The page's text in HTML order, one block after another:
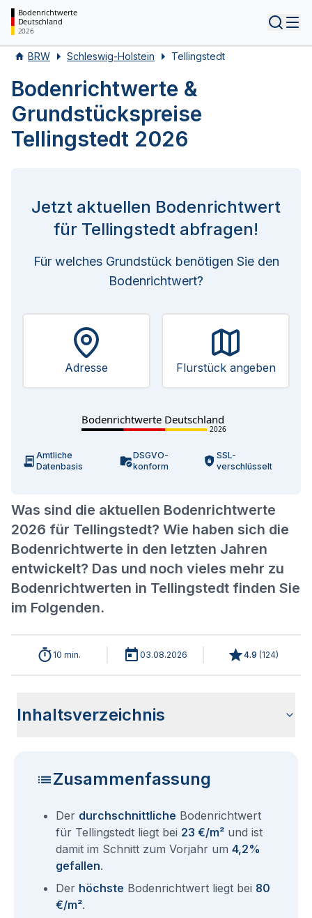
Bodenrichtwerte
Deutschland
2026
BRW Schleswig-Holstein Tellingstedt
Bodenrichtwerte &
Grundstückspreise
Tellingstedt 2026
Was sind die aktuellen Bodenrichtwerte
2026 für Tellingstedt? Wie haben sich die
Bodenrichtwerte in den letzten Jahren
entwickelt? Das und noch vieles mehr zu
Bodenrichtwerten in Tellingstedt finden Sie
im Folgenden.
Jetzt aktuellen Bodenrichtwert
für Tellingstedt abfragen!
Für welches Grundstück benötigen Sie den
Bodenrichtwert?
Adresse Flurstück angeben
Bodenrichtwerte Deutschland
2026
Amtliche
Datenbasis
DSGVO-
konform
SSL-
verschlüsselt
10 min. 03.08.2026 4.9 (124)
Inhaltsverzeichnis
Zusammenfassung
Der durchschnittliche Bodenrichtwert
für Tellingstedt liegt bei 23 €/m² und ist
damit im Schnitt zum Vorjahr um 4,2%
gefallen.
Der höchste Bodenrichtwert liegt bei 80
€/m².